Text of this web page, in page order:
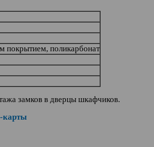
покрытием, поликарбонат
замков в дверцы шкафчиков.
карты